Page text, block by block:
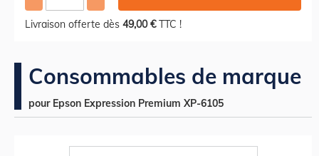
Livraison offerte dès 49,00 €TTC !
Consommables de marque
pour Epson Expression Premium XP-6105